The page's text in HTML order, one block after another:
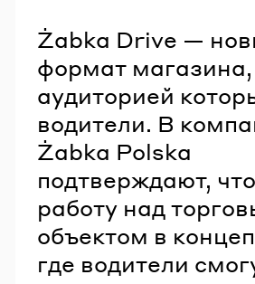
Żabka Drive —
формат
аудиторией
водители. В
Żabka Polska
подтверждают,
работу над
объектом в
где водители